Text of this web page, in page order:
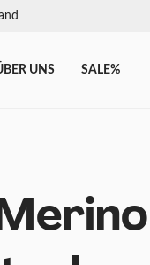
UNS SALE%